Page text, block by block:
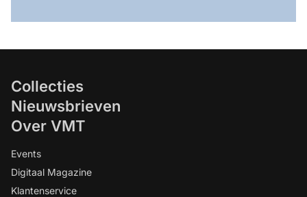
Collecties
Nieuwsbrieven
Over VMT
Events
Digitaal Magazine
Klantenservice